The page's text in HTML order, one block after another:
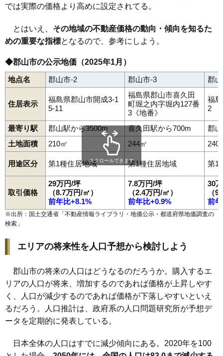
87 田村町東山 7.9万円 570万円
88 田村町守山 7.3万円 748万円 7.1%
89 あぶくま台 7.3万円 634万円
91 舞木町 6.6万円
92 水門町 530万円 0.8%
西田町根木屋 5.7万円 460万円 7.0%
田村町金屋 1,363万円 8.3%
95 待池台 5.4万円 3,256万円 11.4%
96 田村町大善寺 5.4万円 8.1%
5.2万円
98 上伊豆島 2,979万円 9.1%
富久山町南小泉 539万円 -0.3%
100 田村町上行合 1,148万円 -0.4%
101 日和田町高倉 4.1万円 893万円 2.5%
102
西田町大田 3.6万円 349万円
105 喜久田町早稲原 3.2万円 391万円 -0.5%
106 田村町谷田川 3.1万円 1,865万円 5.6%
107 西田町三町目 2.5万円 201万円 -12.3%
108 中田町赤沼 2.3万円 560万円 2.1%
110 西田町芹沢 2.2万円 219万円 -14.3%
では実際の価格より高めに設定されてる。
とはいえ、 その地域の不動産価格の動向・傾向を知るた
めの重要な指標となるので、参考にしよう。
◆郡山市の公示地価（2025年1月）
地点名 郡山市-2 郡山市-3 郡
住居表示
福島県郡山市開成3-1
5-11
福島県郡山市喜久田
町堀之内字堀内127番
3《地番》
福
2
最寄り駅 郡山駅から3500m 喜久田駅から700m
郡
土地面積
210㎡ 244㎡ 240
用途区分 第1種住居地域 第1種住居地域 第1
取引価格
29万円/坪
（8.7万円/㎡）
前年比+8.1%
7.8万円/坪
（2.4万円/㎡）
前年比+0.9%
30
（
前
スクロールできます
※出所：国土交通省「不動産情報ライブラリ・地価公示・都道府県地価調査の
検索 」
エリアの将来性を人口予想から検討しよう
郡山市の将来の人口はどうなるのだろうか。購入するエ
リアの人口が将来、増加するのであれば価格が上昇しやす
く、人口が減少するのであれば価格が下落しやすいといえ
るだろう。人口推計は、政府系の人口問題研究所が予想デ
ータを定期的に発表している。
日本全体の人口はすでに減少傾向にある。2020年を100